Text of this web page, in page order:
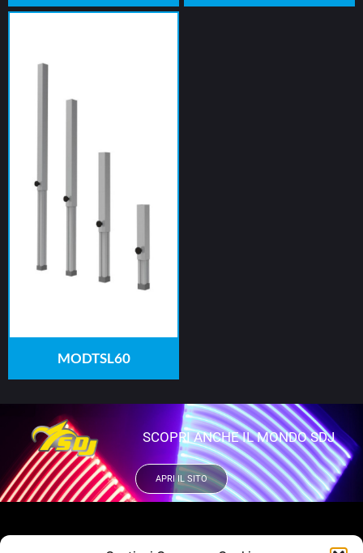
MODTSL60
SCOPRI ANCHE IL MONDO SDJ
APRI IL SITO
VUOI RIMANERE AGGIORNATO?